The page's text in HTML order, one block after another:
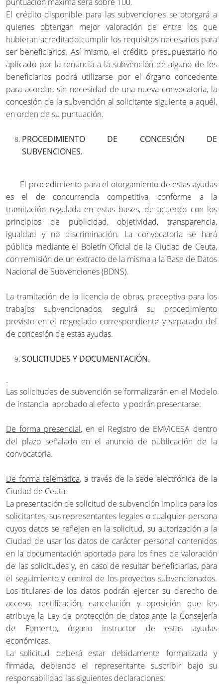
El crédito disponible para las subvenciones se otorgará a
quienes obtengan mejor valoración de entre los que
hubieran acreditado cumplir los requisitos necesarios para
ser beneficiarios. Así mismo, el crédito presupuestario no
aplicado por la renuncia a la subvención de alguno de los
beneficiarios podrá utilizarse por el órgano concedente
para acordar, sin necesidad de una nueva convocatoria, la
concesión de la subvención al solicitante siguiente a aquél,
en orden de su puntuación.
PROCEDIMIENTO DE CONCESIÓN DE
SUBVENCIONES.
El procedimiento para el otorgamiento de estas ayudas
es el de concurrencia competitiva, conforme a la
tramitación regulada en estas bases, de acuerdo con los
principios de publicidad, objetividad, transparencia,
igualdad y no discriminación. La convocatoria se hará
pública mediante el Boletín Oficial de la Ciudad de Ceuta,
con remisión de un extracto de la misma a la Base de Datos
Nacional de Subvenciones (BDNS).
La tramitación de la licencia de obras, preceptiva para los
trabajos subvencionados, seguirá su procedimiento
previsto en el negociado correspondiente y separado del
de concesión de estas ayudas.
SOLICITUDES Y DOCUMENTACIÓN.
Las solicitudes de subvención se formalizarán en el Modelo
de instancia aprobado al efecto y podrán presentarse:
De forma presencial, en el Registro de EMVICESA dentro
del plazo señalado en el anuncio de publicación de la
convocatoria.
De forma telemática, a través de la sede electrónica de la
Ciudad de Ceuta.
La presentación de solicitud de subvención implica para los
solicitantes, sus representantes legales o cualquier persona
cuyos datos se reflejen en la solicitud, su autorización a la
Ciudad de usar los datos de carácter personal contenidos
en la documentación aportada para los fines de valoración
de las solicitudes y, en caso de resultar beneficiarias, para
el seguimiento y control de los proyectos subvencionados.
Los titulares de los datos podrán ejercer su derecho de
acceso, rectificación, cancelación y oposición que les
atribuye la Ley de protección de datos ante la Consejería
de Fomento, órgano instructor de estas ayudas
económicas.
La solicitud deberá estar debidamente formalizada y
firmada, debiendo el representante suscribir bajo su
responsabilidad las siguientes declaraciones: